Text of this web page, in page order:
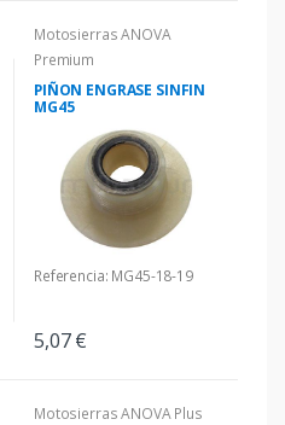
Motosierras ANOVA
Premium
PIÑON ENGRASE SINFIN
MG45
Referencia: MG45-18-19
5,07 €
Motosierras ANOVA Plus